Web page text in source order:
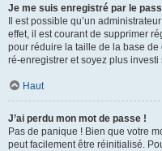
Je me suis enregistré par le
Il est possible qu’un
effet, il est courant de supprimer
pour réduire la taille de la base
ré-enregistrer et soyez plus investi
Haut
J’ai perdu mon mot de passe !
Pas de panique ! Bien que votre
peut facilement être réinitialisé.